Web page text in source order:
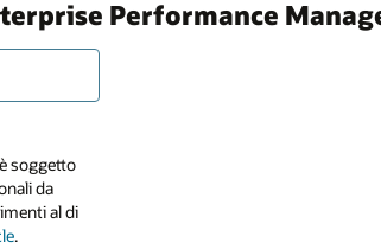
Performance
soggetto
da
al di
.